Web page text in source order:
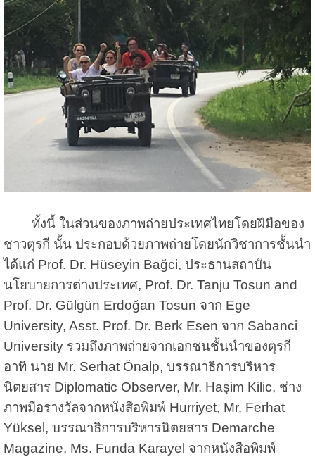
ทั้งนี้ ในส่วนของภาพถ่ายประเทศไทยโดยฝีมือของ
ชาวตุรกี นั้น ประกอบด้วยภาพถ่ายโดยนักวิชาการชั้นนำ
ได้แก่ Prof. Dr. Hüseyin Bağci, ประธานสถาบัน
นโยบายการต่างประเทศ, Prof. Dr. Tanju Tosun and
Prof. Dr. Gülgün Erdoğan Tosun จาก Ege
University, Asst. Prof. Dr. Berk Esen จาก Sabanci
University รวมถึงภาพถ่ายจากเอกชนชั้นนำของตุรกี
อาทิ นาย Mr. Serhat Önalp, บรรณาธิการบริหาร
นิตยสาร Diplomatic Observer, Mr. Haşim Kilic, ช่าง
ภาพมือรางวัลจากหนังสือพิมพ์ Hurriyet, Mr. Ferhat
Yüksel, บรรณาธิการบริหารนิตยสาร Demarche
Magazine, Ms. Funda Karayel จากหนังสือพิมพ์